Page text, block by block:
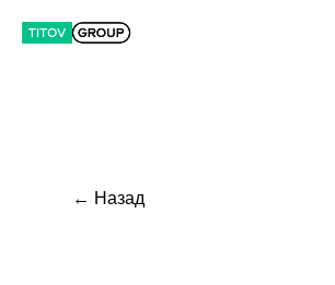
← Назад